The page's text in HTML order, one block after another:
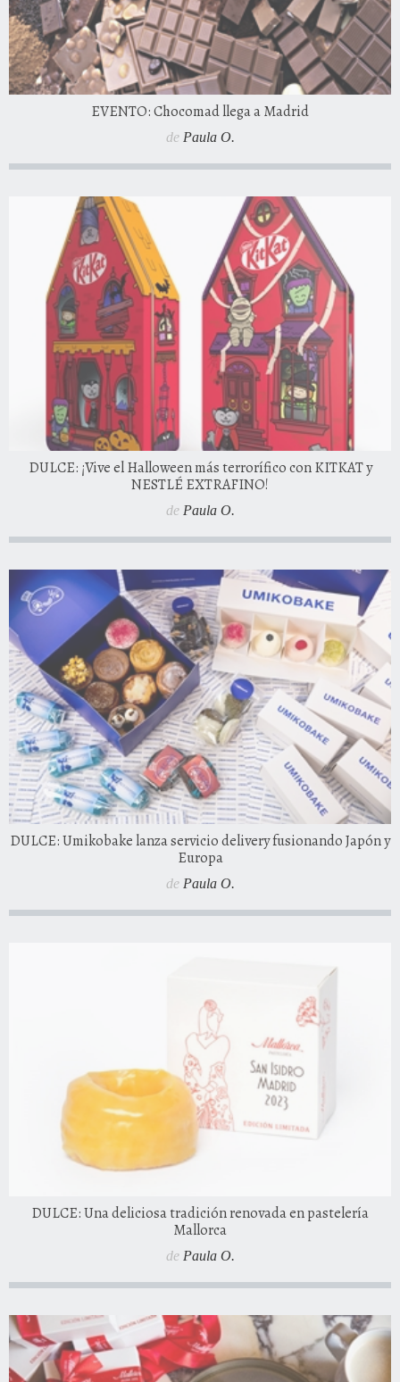
EVENTO: Chocomad llega a Madrid
de Paula O.
DULCE: ¡Vive el Halloween más terrorífico con KITKAT y
NESTLÉ EXTRAFINO!
de Paula O.
DULCE: Umikobake lanza servicio delivery fusionando Japón y
Europa
de Paula O.
DULCE: Una deliciosa tradición renovada en pastelería
Mallorca
de Paula O.